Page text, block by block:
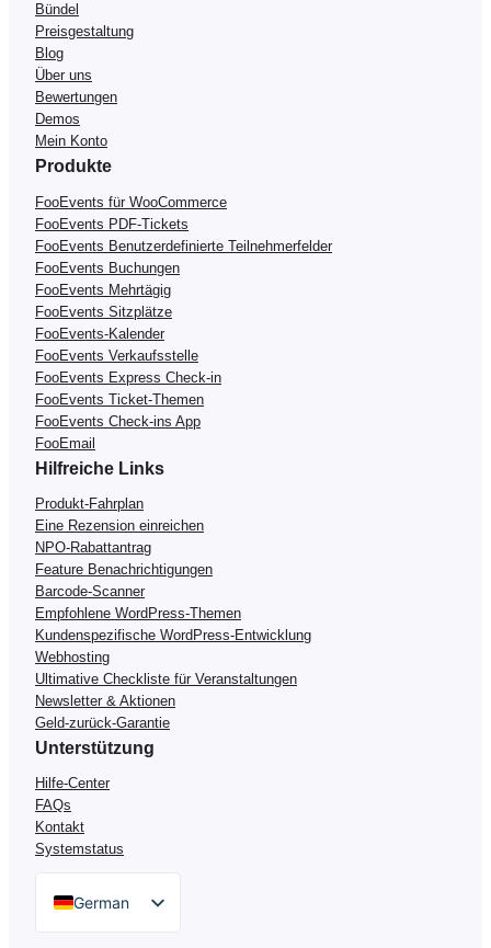
Bündel
Preisgestaltung
Blog
Über uns
Bewertungen
Demos
Mein Konto
Produkte
FooEvents für WooCommerce
FooEvents PDF-Tickets
FooEvents Benutzerdefinierte Teilnehmerfelder
FooEvents Buchungen
FooEvents Mehrtägig
FooEvents Sitzplätze
FooEvents-Kalender
FooEvents Verkaufsstelle
FooEvents Express Check-in
FooEvents Ticket-Themen
FooEvents Check-ins App
FooEmail
Hilfreiche Links
Produkt-Fahrplan
Eine Rezension einreichen
NPO-Rabattantrag
Feature Benachrichtigungen
Barcode-Scanner
Empfohlene WordPress-Themen
Kundenspezifische WordPress-Entwicklung
Webhosting
Ultimative Checkliste für Veranstaltungen
Newsletter & Aktionen
Geld-zurück-Garantie
Unterstützung
Hilfe-Center
FAQs
Kontakt
Systemstatus
German